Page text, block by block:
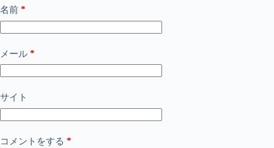
名前 *
メール *
サイト
コメントをする *